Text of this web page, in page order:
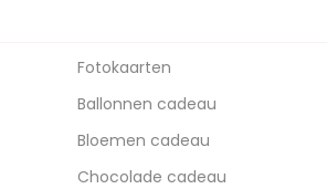
Fotokaarten
Ballonnen cadeau
Bloemen cadeau
Chocolade cadeau